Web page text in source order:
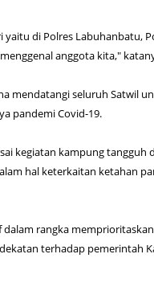
yaitu di Polres Labuhanbatu,
anggota kita,"
mendatangi seluruh Satwil
pandemi Covid-19.
kegiatan kampung tangguh
hal keterkaitan ketahan
rangka
terhadap pemerintah